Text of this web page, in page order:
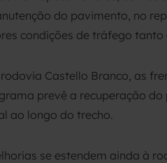
do pavimento, no
condições de tráfego
Castello Branco, as
prevê a recuperação
ao longo do trecho.
se estendem ainda à